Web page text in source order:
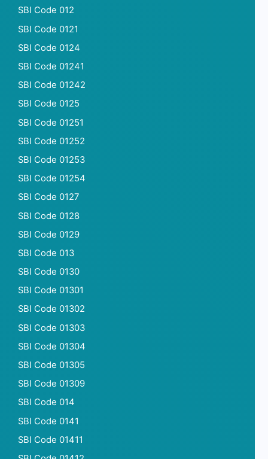
SBI Code 012
SBI Code 0121
SBI Code 0124
SBI Code 01241
SBI Code 01242
SBI Code 0125
SBI Code 01251
SBI Code 01252
SBI Code 01253
SBI Code 01254
SBI Code 0127
SBI Code 0128
SBI Code 0129
SBI Code 013
SBI Code 0130
SBI Code 01301
SBI Code 01302
SBI Code 01303
SBI Code 01304
SBI Code 01305
SBI Code 01309
SBI Code 014
SBI Code 0141
SBI Code 01411